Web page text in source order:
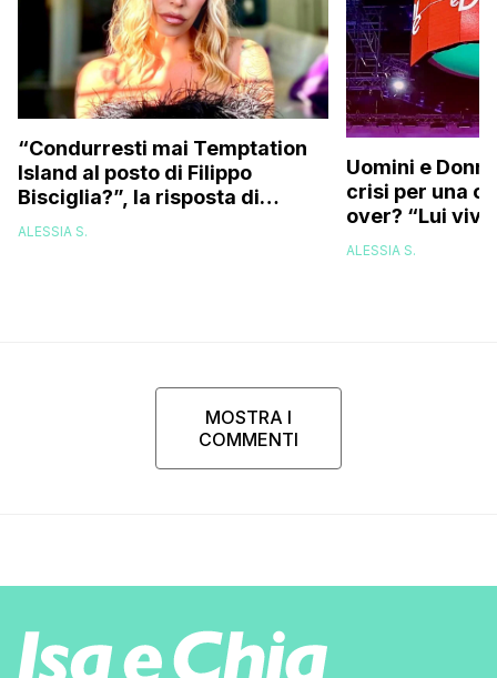
“Condurresti mai Temptation
Island al posto di Filippo
Bisciglia?”, la risposta di
Karina Cascella: “Andrei di
ALESSIA S.
Uomini e
crisi per una
over? “Lui
ALESSIA S.
MOSTRA I
COMMENTI